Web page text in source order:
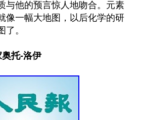
与他的预言惊人地吻合。元素
像一幅大地图，以后化学的研
了。
托-洛伊